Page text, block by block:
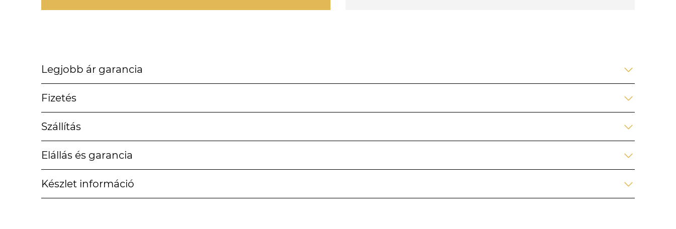
Legjobb ár garancia
Fizetés
Szállítás
Elállás és garancia
Készlet információ